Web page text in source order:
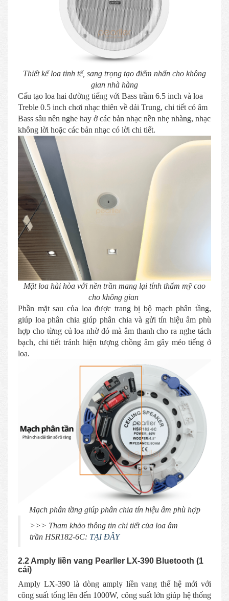
Thiết kế loa tinh tế, sang trọng tạo điểm nhấn cho không
gian nhà hàng
Cấu tạo loa hai đường tiếng với Bass trầm 6.5 inch và loa
Treble 0.5 inch chơi nhạc thiên về dải Trung, chi tiết có âm
Bass sâu nên nghe hay ở các bản nhạc nền nhẹ nhàng, nhạc
không lời hoặc các bản nhạc có lời chi tiết.
Mặt loa hài hòa với nền trần mang lại tính thẩm mỹ cao
cho không gian
Phần mặt sau của loa được trang bị bộ mạch phân tầng,
giúp loa phân chia giúp phân chia và gửi tín hiệu âm phù
hợp cho từng củ loa nhờ đó mà âm thanh cho ra nghe tách
bạch, chi tiết tránh hiện tượng chồng âm gây méo tiếng ở
loa.
Mạch phân tầng giúp phân chia tín hiệu âm phù hợp
>>> Tham khảo thông tin chi tiết của loa âm
trần HSR182-6C: TẠI ĐÂY
2.2 Amply liền vang Pearller LX-390 Bluetooth (1
cái)
Amply LX-390 là dòng amply liền vang thế hệ mới với
công suất tổng lên đến 1000W, công suất lớn giúp hệ thống